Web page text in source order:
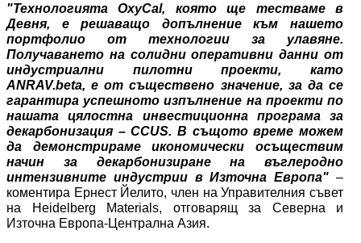
"Технологията OxyCal, която ще тестваме в
Девня, е решаващо допълнение към нашето
портфолио от технологии за улавяне.
Получаването на солидни оперативни данни от
индустриални пилотни проекти, като
ANRAV.beta, е от съществено значение, за да се
гарантира успешното изпълнение на проекти по
нашата цялостна инвестиционна програма за
декарбонизация – CCUS. В същото време можем
да демонстрираме икономически осъществим
начин за декарбонизиране на въглеродно
интензивните индустрии в Източна Европа" –
коментира Ернест Йелито, член на Управителния съвет
на Heidelberg Materials, отговарящ за Северна и
Източна Европа-Централна Азия.